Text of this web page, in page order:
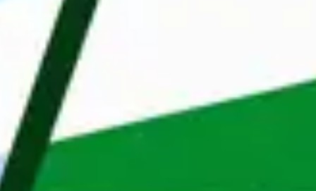
Weigeren
Goed verhaal27 jan 2022
‘Bij Maandag® kon ik de inhoudelijke switch
maken die ik zocht’
Goed verhaal
22 nov 2021
'Maandag® zag potentie in mij'